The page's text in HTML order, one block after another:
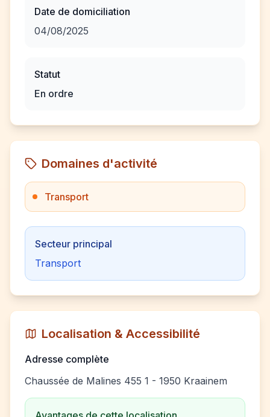
Date de domiciliation
04/08/2025
Statut
En ordre
Domaines d'activité
Transport
Secteur principal
Transport
Localisation & Accessibilité
Adresse complète
Chaussée de Malines 455 1 - 1950 Kraainem